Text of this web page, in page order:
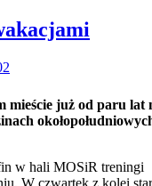
mieście już od paru lat
w hali MOSiR treningi
W czwartek z kolei